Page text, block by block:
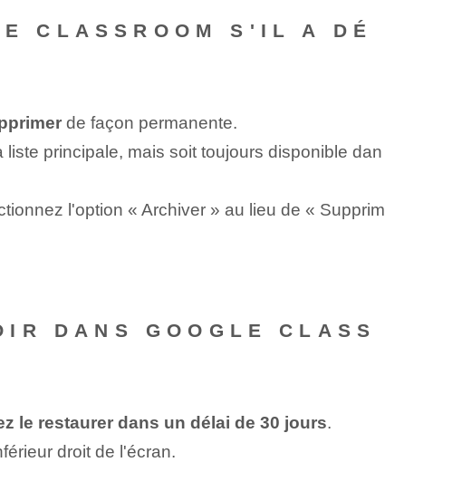
CLASSROOM S'IL A DÉ
de façon permanente.
principale, mais soit toujours disponible dan
l'option « Archiver » au lieu de « Supprim
DANS GOOGLE CLASS
le restaurer dans un délai de 30 jours.
droit de l'écran.